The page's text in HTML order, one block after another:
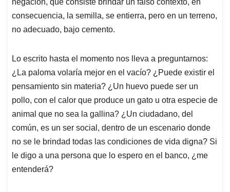
consecuencia, la semilla, se entierra, pero en un terreno,
no adecuado, bajo cemento.
Lo escrito hasta el momento nos lleva a preguntarnos:
¿La paloma volaría mejor en el vacío? ¿Puede existir el
pensamiento sin materia? ¿Un huevo puede ser un
pollo, con el calor que produce un gato u otra especie de
animal que no sea la gallina? ¿Un ciudadano, del
común, es un ser social, dentro de un escenario donde
no se le brindad todas las condiciones de vida digna? Si
le digo a una persona que lo espero en el banco, ¿me
entenderá?